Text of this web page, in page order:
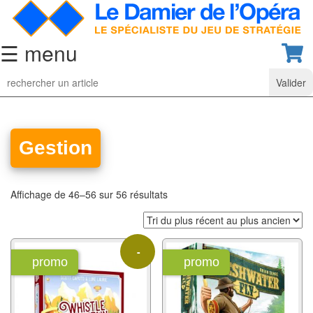
☰ menu
Jeu
d’Echecs
collection
classiques
Pièces
d’échecs
classiques
Coffrets
Gestion
Affichage de 46–56 sur 56 résultats
-
promo promo